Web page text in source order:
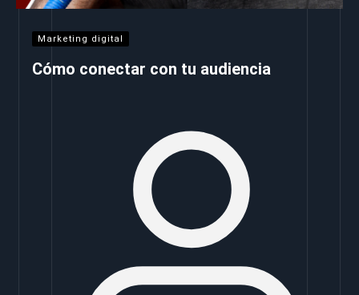
Marketing digital
Cómo conectar con tu audiencia